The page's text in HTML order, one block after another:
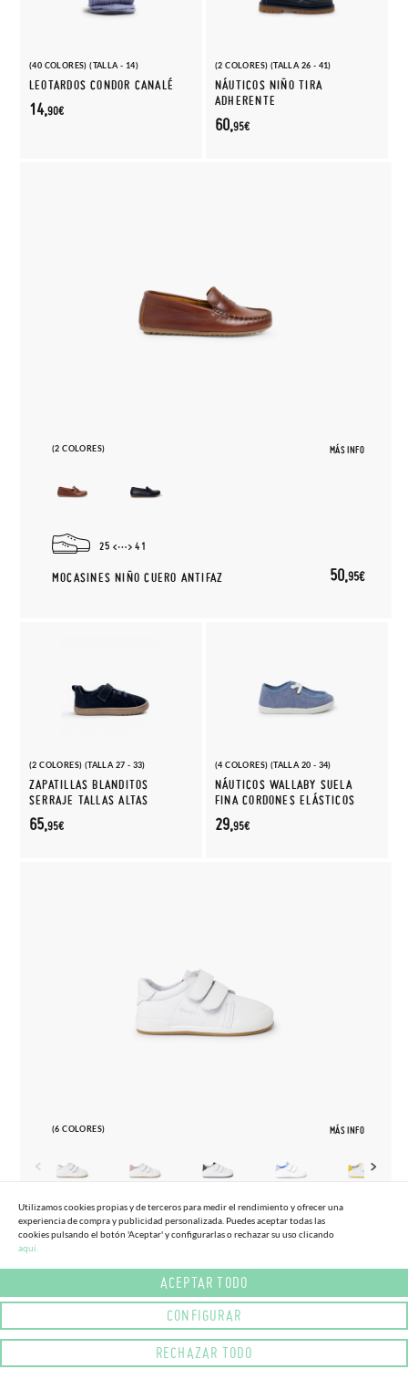
(40 COLORES) (TALLA - 14)
LEOTARDOS CONDOR CANALÉ
14,90€
(2 COLORES) (TALLA 26 - 41)
NÁUTICOS NIÑO TIRA
ADHERENTE
60,95€
(2 COLORES) MÁS INFO
25 41
MOCASINES NIÑO CUERO ANTIFAZ 50,95€
(2 COLORES) (TALLA 27 - 33)
ZAPATILLAS BLANDITOS
SERRAJE TALLAS ALTAS
65,95€
(4 COLORES) (TALLA 20 - 34)
NÁUTICOS WALLABY SUELA
FINA CORDONES ELÁSTICOS
29,95€
(6 COLORES) MÁS INFO
19 26
56,
Utilizamos cookies propias y de terceros para medir el rendimiento y ofrecer una
experiencia de compra y publicidad personalizada. Puedes aceptar todas las
cookies pulsando el botón 'Aceptar' y configurarlas o rechazar su uso clicando
aqui.
ACEPTAR TODO
CONFIGURAR
RECHAZAR TODO